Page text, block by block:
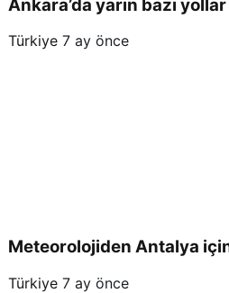
Ankara’da yarın bazı
Türkiye 7 ay önce
Meteorolojiden Antalya
Türkiye 7 ay önce